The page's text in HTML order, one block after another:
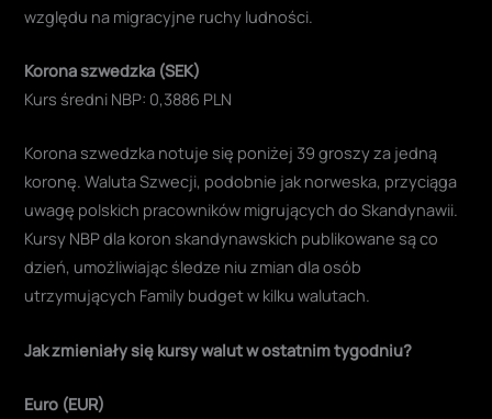
względu na migracyjne ruchy ludności.
Korona szwedzka (SEK)
Kurs średni NBP: 0,3886 PLN
Korona szwedzka notuje się poniżej 39 groszy za jedną
koronę. Waluta Szwecji, podobnie jak norweska, przyciąga
uwagę polskich pracowników migrujących do Skandynawii.
Kursy NBP dla koron skandynawskich publikowane są co
dzień, umożliwiając śledze niu zmian dla osób
utrzymujących Family budget w kilku walutach.
Jak zmieniały się kursy walut w ostatnim tygodniu?
Euro (EUR)